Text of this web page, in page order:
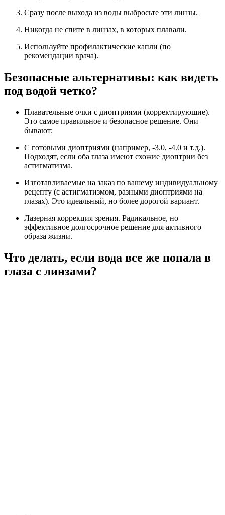
Сразу после выхода из воды выбросьте эти линзы.
Никогда не спите в линзах, в которых плавали.
Используйте профилактические капли (по
рекомендации врача).
Безопасные альтернативы: как видеть
под водой четко?
Плавательные очки с диоптриями (корректирующие).
Это самое правильное и безопасное решение. Они
бывают:
С готовыми диоптриями (например, -3.0, -4.0 и т.д.).
Подходят, если оба глаза имеют схожие диоптрии без
астигматизма.
Изготавливаемые на заказ по вашему индивидуальному
рецепту (с астигматизмом, разными диоптриями на
глазах). Это идеальный, но более дорогой вариант.
Лазерная коррекция зрения. Радикальное, но
эффективное долгосрочное решение для активного
образа жизни.
Что делать, если вода все же попала в
глаза с линзами?